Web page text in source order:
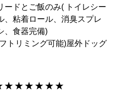
ドとご飯のみ( トイレシー
、粘着ロール、消臭スプレ
、食器完備)
トリミング可能)屋外ドッグ
★ ★ ★ ★ ★ ★ ★